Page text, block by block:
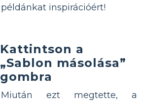
példánkat inspirációért!
Kattintson a
„Sablon másolása”
gombra
Miután ezt megtette, a